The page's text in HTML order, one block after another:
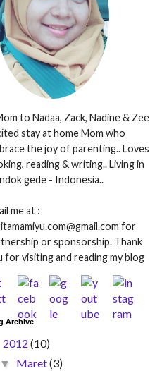
to Nadaa, Zack, Nadine & Zee
stay at home Mom who
the joy of parenting.. Loves
reading & writing.. Living in
gede - Indonesia..
me at :
for
or sponsorship. Thank
for visiting and reading my blog
Archive
2012 (10)
▼ Maret(3)